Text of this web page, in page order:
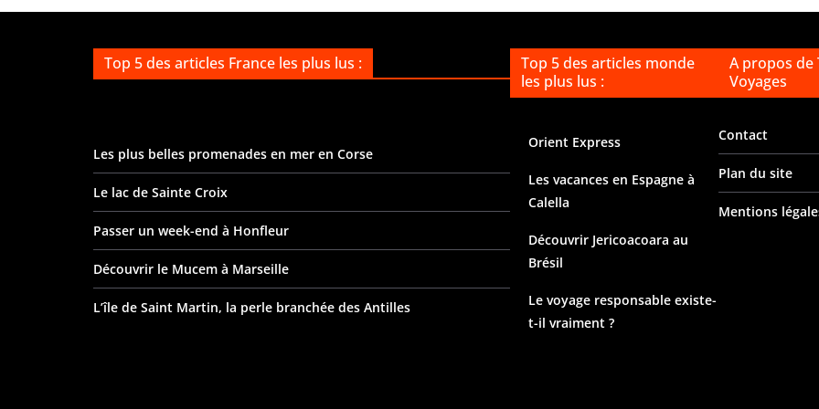
Top 5 des articles France les plus lus :
Les plus belles promenades en mer en Corse
Le lac de Sainte Croix
Passer un week-end à Honfleur
Découvrir le Mucem à Marseille
L’île de Saint Martin, la perle branchée des Antilles
Top 5 des articles monde
les plus lus :
Orient Express
Les vacances en Espagne à
Calella
Découvrir Jericoacoara au
Brésil
Le voyage responsable existe-
t-il vraiment ?
A propos de
Voyages
Contact
Plan du site
Mentions